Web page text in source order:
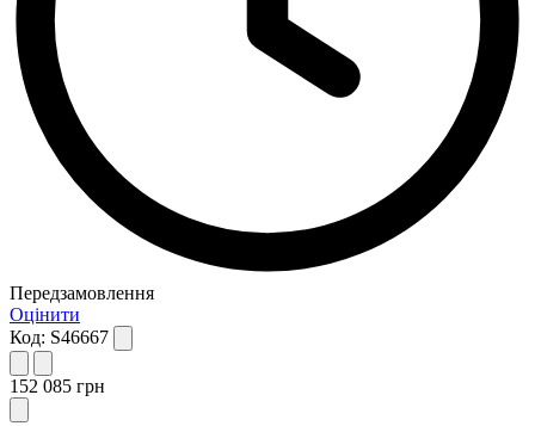
Передзамовлення
Оцінити
Код: S46667
152 085 грн